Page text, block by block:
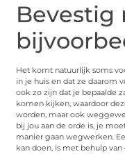
Bevestig
Het komt natuurlijk soms
in je huis en dat ze daarom
ook zo zijn dat je bepaalde
komen kijken, waardoor
worden, maar ook
bij jou aan de orde is, je
manier gaan wegwerken.
kan doen, is met behulp